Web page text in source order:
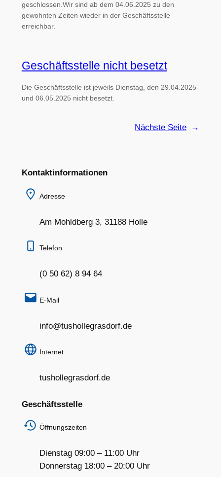
geschlossen.Wir sind ab dem 04.06.2025 zu den
gewohnten Zeiten wieder in der Geschäftsstelle
erreichbar.
Geschäftsstelle nicht besetzt
Die Geschäftsstelle ist jeweils Dienstag, den 29.04.2025
und 06.05.2025 nicht besetzt.
Nächste Seite →
Kontaktinformationen
Adresse
Am Mohldberg 3, 31188 Holle
Telefon
(0 50 62) 8 94 64
E-Mail
info@tushollegrasdorf.de
Internet
tushollegrasdorf.de
Geschäftsstelle
Öffnungszeiten
Dienstag 09:00 – 11:00 Uhr
Donnerstag 18:00 – 20:00 Uhr